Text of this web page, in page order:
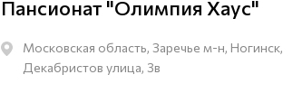
Пансионат "Олимпия Хаус"
Московская область, Заречье м-н, Ногинск, ​
Декабристов улица, 3в